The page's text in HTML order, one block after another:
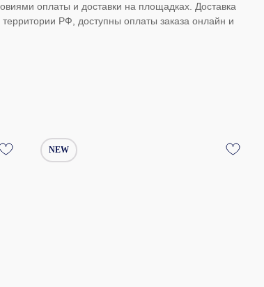
оплаты и доставки на площадках. Доставка
РФ, доступны оплаты заказа онлайн и
NEW